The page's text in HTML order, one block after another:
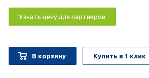
Узнать цену для партнеров
В корзину Купить в 1 клик